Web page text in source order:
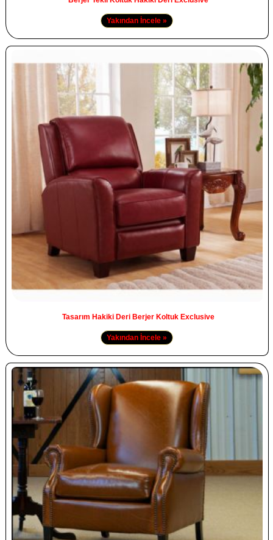
Yakından İncele »
Tasarım Hakiki Deri Berjer Koltuk Exclusive
Yakından İncele »